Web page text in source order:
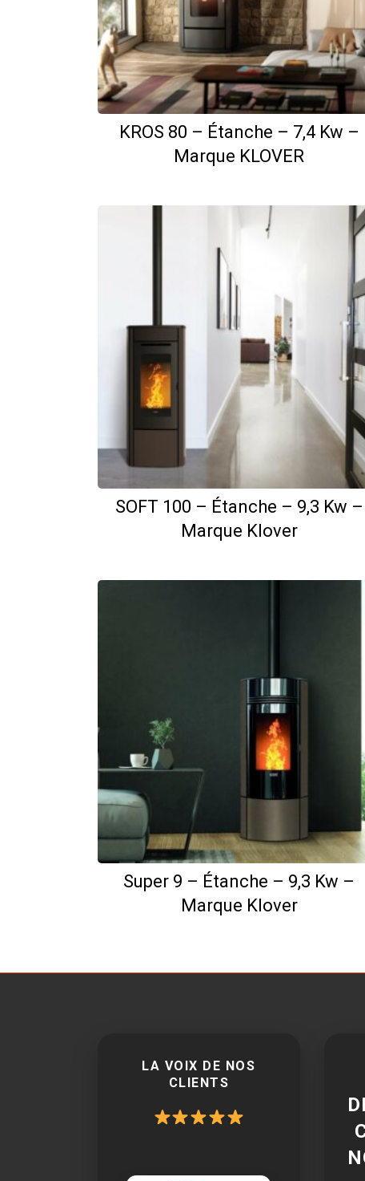
KROS 80 – Étanche – 7,4 Kw –
Marque KLOVER
SOFT 100 – Étanche – 9,3 Kw –
Marque Klover
Super 9 – Étanche – 9,3 Kw –
Marque Klover
LA VOIX DE NOS
CLIENTS